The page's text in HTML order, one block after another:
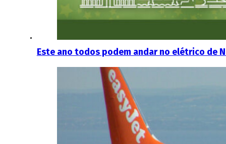
Este ano todos podem andar no elétrico de